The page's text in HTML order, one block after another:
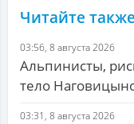
Читайте
03:56, 8 августа 2026
Альпинисты,
тело
03:31, 8 августа 2026